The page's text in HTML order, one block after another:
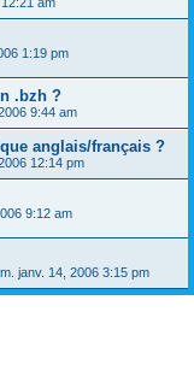
1:19 pm
.bzh ?
9:44 am
anglais/français ?
12:14 pm
9:12 am
janv. 14, 2006 3:15 pm